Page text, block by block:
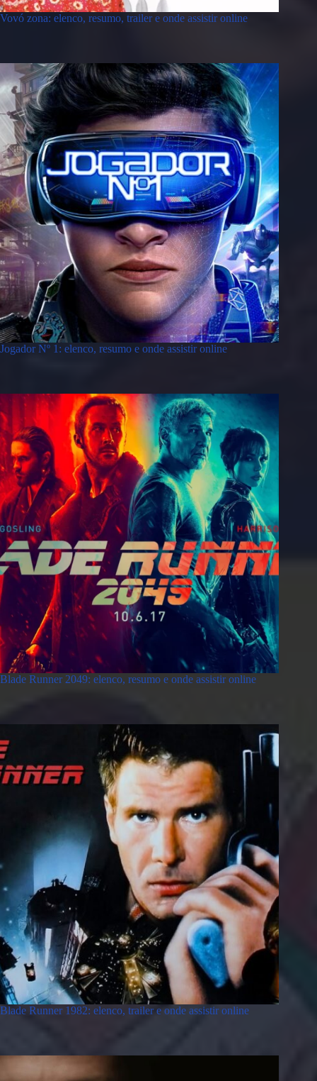
Vovó zona: elenco, resumo, trailer e onde assistir online
Jogador Nº 1: elenco, resumo e onde assistir online
Blade Runner 2049: elenco, resumo e onde assistir online
Blade Runner 1982: elenco, trailer e onde assistir online